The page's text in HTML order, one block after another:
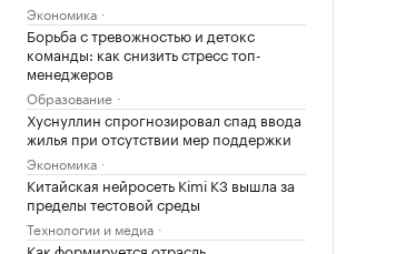
Экономика
Борьба с тревожностью и детокс
команды: как снизить стресс топ-
менеджеров
Образование
Хуснуллин спрогнозировал спад ввода
жилья при отсутствии мер поддержки
Экономика
Китайская нейросеть Kimi K3 вышла за
пределы тестовой среды
Технологии и медиа
Как формируется отрасль